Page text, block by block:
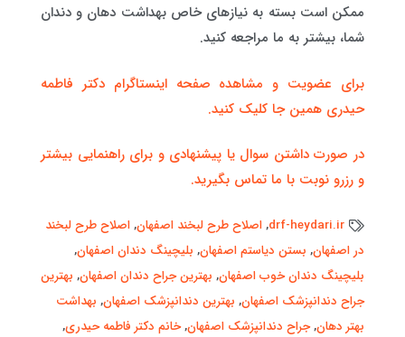
ممکن است بسته به نیازهای خاص بهداشت دهان و دندان
شما، بیشتر به ما مراجعه کنید.
برای عضویت و مشاهده صفحه اینستاگرام دکتر فاطمه
حیدری همین جا کلیک کنید.
در صورت داشتن سوال یا پیشنهادی و برای راهنمایی بیشتر
و رزرو نوبت با ما تماس بگیرید.
drf-heydari.ir
,اصلاح طرح لبخند اصفهان,اصلاح طرح لبخند
در اصفهان, بستن دیاستم اصفهان, بلیچینگ دندان اصفهان,
بلیچینگ دندان خوب اصفهان, بهترین جراح دندان اصفهان, بهترین
جراح دندانپزشک اصفهان, بهترین دندانپزشک اصفهان, بهداشت
بهتر دهان,جراح دندانپزشک اصفهان,خانم دکتر فاطمه حیدری,